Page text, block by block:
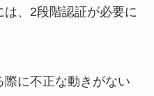
、2段階認証が必要に
際に不正な動きがない